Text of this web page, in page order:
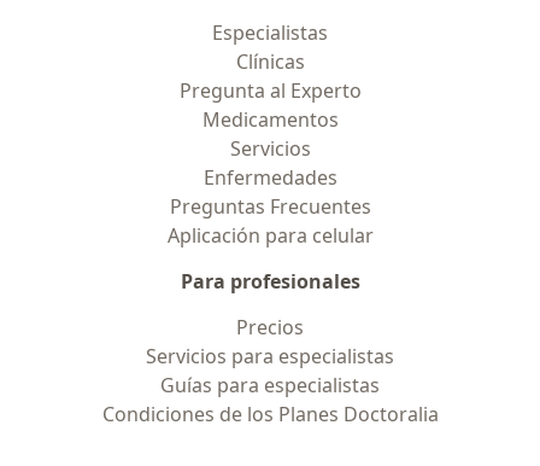
Especialistas
Clínicas
Pregunta al Experto
Medicamentos
Servicios
Enfermedades
Preguntas Frecuentes
Aplicación para celular
Para profesionales
Precios
Servicios para especialistas
Guías para especialistas
Condiciones de los Planes Doctoralia